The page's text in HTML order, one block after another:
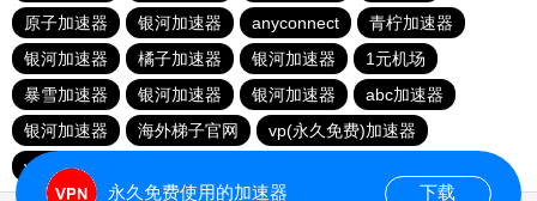
原子加速器
银河加速器 anyconnect
青柠加速器
银河加速器
橘子加速器 银河加速器
1元机场
暴雪加速器
银河加速器 银河加速器
abc加速器
银河加速器
海外梯子官网
vp(永久免费)加速器
vp(永久免费)加速器
永久免费使用的加速器 下载